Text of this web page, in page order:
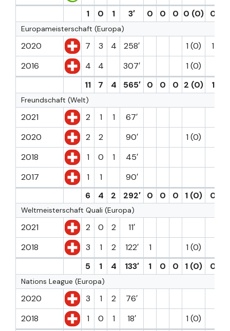
1 0 1 3′ 0 0 0 0 (0) 0
Europameisterschaft (Europa)
2020 7 3 4 258′ 1 (0)
1
2016
4 4 307′
1 (0)
11
7 4 565′ 0 0 0 2 (0) 1
Freundschaft (Welt)
2021 2 1 1
67′
2020
2 2 90′
1 (0)
2018
1 0 1
45′
2017
1 1
90′
6
4 2 292′ 0 0 0 1 (0) 0
Weltmeisterschaft Quali (Europa)
2021 2 0 2
11′
2018
3 1 2 122′ 1
1 (0)
5
1 4 133′ 1 0 0 1 (0) 0
Nations League (Europa)
2020 3 1 2
76′
2018
1 0 1 18′
1 (0)